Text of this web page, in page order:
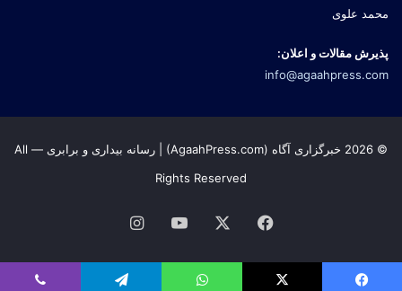
محمد علوی
پذیرش مقالات و اعلان:
info@agaahpress.com
© 2026 خبرگزاری آگاه (AgaahPress.com) | رسانه بیداری و برابری — All
Rights Reserved
Facebook
YouTube
Instagram